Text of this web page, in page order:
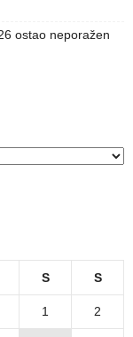
ostao neporažen
S S
1 2